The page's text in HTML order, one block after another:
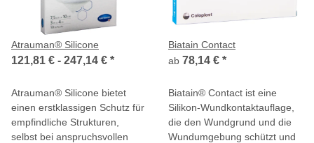
Atrauman® Silicone
121,81 € - 247,14 € *
Atrauman® Silicone bietet
einen erstklassigen Schutz für
empfindliche Strukturen,
selbst bei anspruchsvollen
Biatain Contact
ab 78,14 € *
Biatain® Contact ist eine
Silikon-Wundkontaktauflage,
die den Wundgrund und die
Wundumgebung schützt und